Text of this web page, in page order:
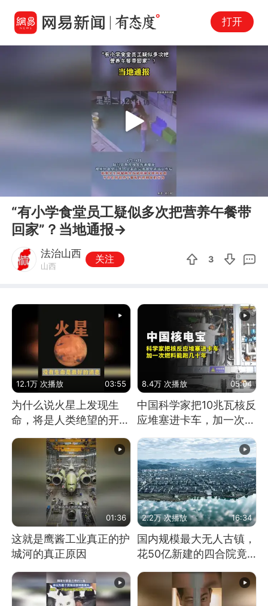
打开
Play
“有小学食堂员工疑似多次把营养午餐带
回家”？当地通报→
法治山西
山西
关注 3
12.1万 次播放 03:55
为什么说火星上发现生
命，将是人类绝望的开
始？
8.4万 次播放 05:04
中国科学家把10兆瓦核反
应堆塞进卡车，加一次燃
料能跑几十年
01:36
这就是鹰酱工业真正的护
城河的真正原因
2.2万 次播放 16:34
国内规模最大无人古镇，
花50亿新建的四合院竟